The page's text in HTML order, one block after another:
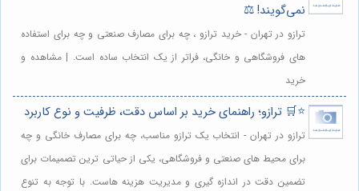
نمی‌گویند! ⚖️
ترازو در تهران - خرید ترازو ، چه برای مصارف صنعتی و چه برای استفاده
های فروشگاهی و خانگی، فراتر از یک انتخاب ساده است. | مشاهده و
خرید
⭐️🛒 ترازو؛ راهنمای خرید بر اساس دقت، ظرفیت و نوع کاربرد
ترازو در تهران - انتخاب یک ترازو مناسب، چه برای مصارف خانگی و چه
برای محیط های صنعتی و فروشگاهی، یکی از حیاتی ترین تصمیمات برای
تضمین دقت در اندازه گیری و مدیریت هزینه هاست. با توجه به تنوع